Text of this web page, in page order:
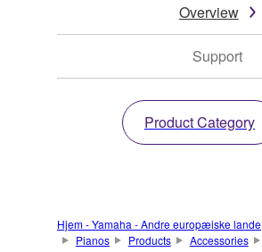
Overview
Support
Product Category
Hjem - Yamaha - Andre europæiske lande
Pianos
Products Accessories